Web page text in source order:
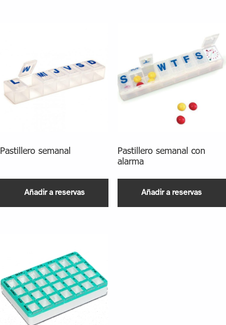
Pastillero semanal
Añadir a reservas
Pastillero semanal con
alarma
Añadir a reservas